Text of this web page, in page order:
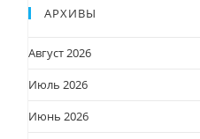
АРХИВЫ
Август 2026
Июль 2026
Июнь 2026